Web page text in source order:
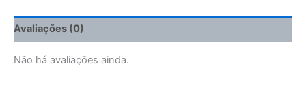
Avaliações (0)
Não há avaliações ainda.